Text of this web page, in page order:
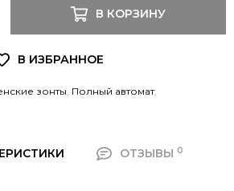
В КОРЗИНУ
зонты, Полный автомат,
ОТЗЫВЫ 0